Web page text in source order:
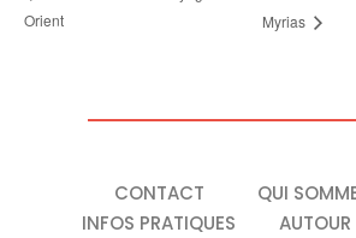
Orient
Myrias
CONTACT
INFOS PRATIQUES
QUI
AUTOUR